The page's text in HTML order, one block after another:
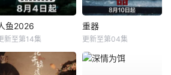
鱼2026
新至第14集
重器
更新至第04集